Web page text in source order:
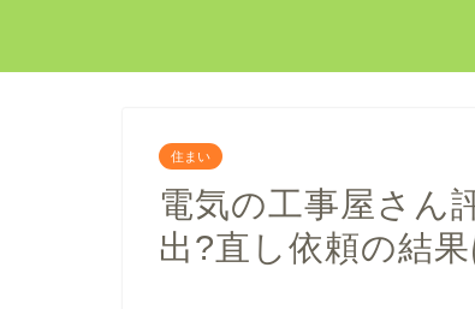
住まい
電気の工事屋さん
出?直し依頼の結